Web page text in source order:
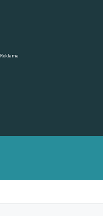
Reklama